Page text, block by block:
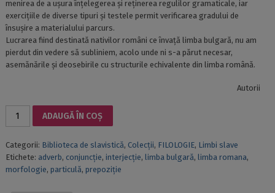
menirea de a ușura înțelegerea și reținerea regulilor gramaticale, iar
exercițiile de diverse tipuri și testele permit verificarea gradului de
însușire a materialului parcurs.
Lucrarea fiind destinată nativilor români ce învață limba bulgară, nu am
pierdut din vedere să subliniem, acolo unde ni s-a părut necesar,
asemănările și deosebirile cu structurile echivalente din limba română.
Autorii
Cantitate
BULGARE.
PĂRȚILE
DE
ADAUGĂ ÎN COȘ
Categorii: Biblioteca de slavistică, Colecții, FILOLOGIE, Limbi slave
Etichete: adverb, conjuncție, interjecție, limba bulgară, limba romana,
morfologie, particulă, prepoziție